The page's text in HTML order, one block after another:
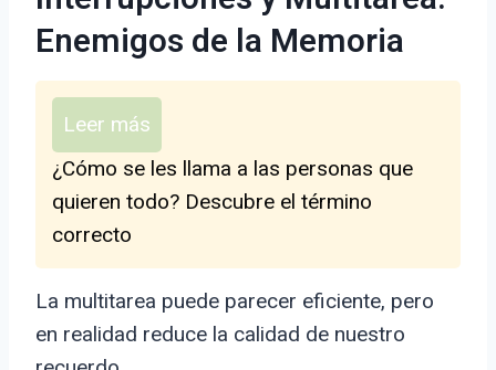
Enemigos de la Memoria
Leer más
¿Cómo se les llama a las personas que
quieren todo? Descubre el término
correcto
La multitarea puede parecer eficiente, pero
en realidad reduce la calidad de nuestro